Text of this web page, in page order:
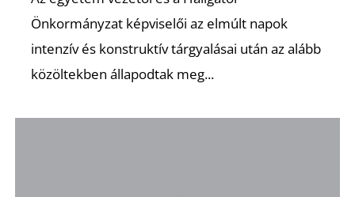
Önkormányzat képviselői az elmúlt napok
intenzív és konstruktív tárgyalásai után az alább
közöltekben állapodtak meg...